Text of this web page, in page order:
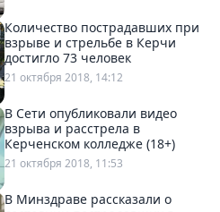
Количество пострадавших при
взрыве и стрельбе в Керчи
достигло 73 человек
21 октября 2018, 14:12
В Сети опубликовали видео
взрыва и расстрела в
Керченском колледже (18+)
21 октября 2018, 11:53
В Минздраве рассказали о